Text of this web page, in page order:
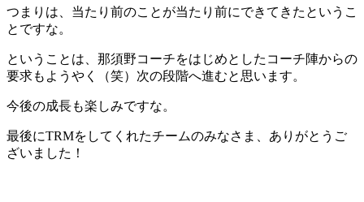
つまりは、当たり前のことが当たり前にできてきたというこ
とですな。
ということは、那須野コーチをはじめとしたコーチ陣からの
要求もようやく（笑）次の段階へ進むと思います。
今後の成長も楽しみですな。
最後にTRMをしてくれたチームのみなさま、ありがとうご
ざいました！